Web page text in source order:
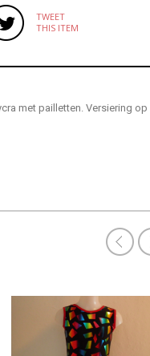
TWEET
THIS ITEM
met pailletten. Versiering op